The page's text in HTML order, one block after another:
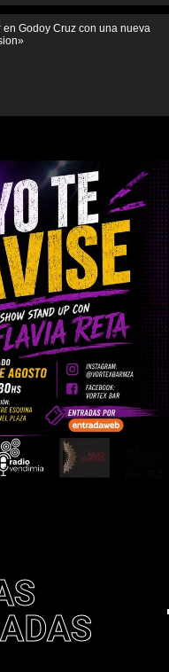
Godoy Cruz con una nueva